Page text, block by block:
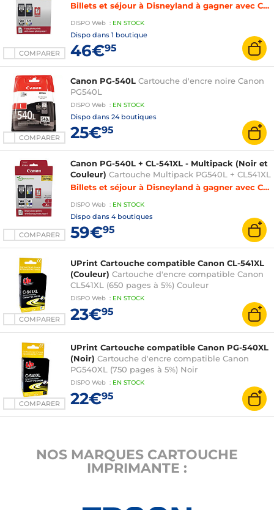
COMPARER
Billets et séjour à Disneyland à gagner avec Canon
DISPO Web : EN STOCK
Dispo dans 1 boutique
46€95
COMPARER
Canon PG-540L Cartouche d'encre noire Canon
PG540L
DISPO Web : EN STOCK
Dispo dans 24 boutiques
25€95
COMPARER
Canon PG-540L + CL-541XL - Multipack (Noir et
Couleur) Cartouche Multipack PG540L + CL541XL
Billets et séjour à Disneyland à gagner avec Canon
DISPO Web : EN STOCK
Dispo dans 4 boutiques
59€95
COMPARER
UPrint Cartouche compatible Canon CL-541XL
(Couleur) Cartouche d'encre compatible Canon
CL541XL (650 pages à 5%) Couleur
DISPO Web : EN STOCK
23€95
COMPARER
UPrint Cartouche compatible Canon PG-540XL
(Noir) Cartouche d'encre compatible Canon
PG540XL (750 pages à 5%) Noir
DISPO Web : EN STOCK
22€95
NOS MARQUES CARTOUCHE
IMPRIMANTE :